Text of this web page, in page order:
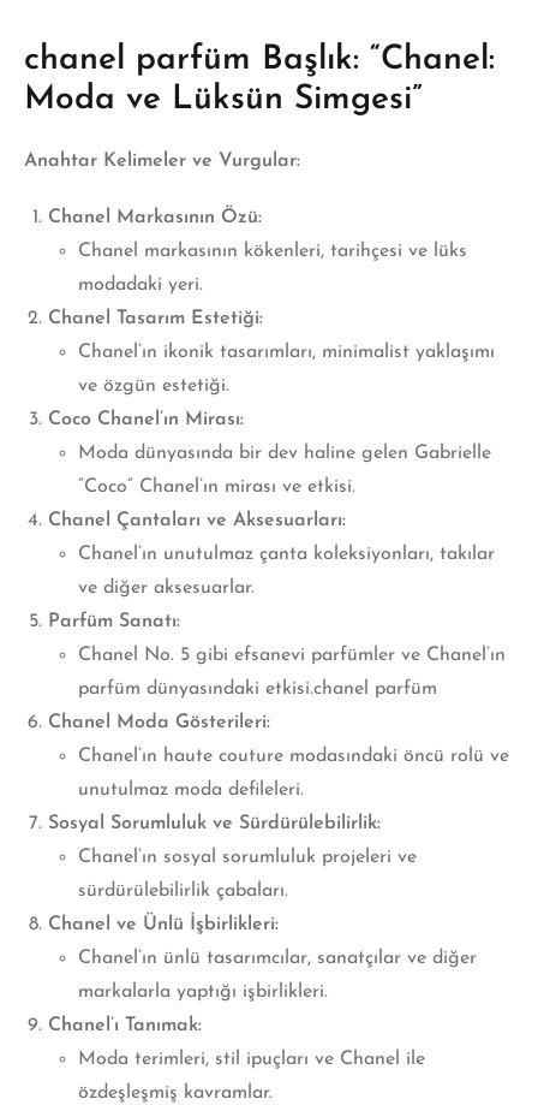
chanel parfüm Başlık: “Chanel:
Moda ve Lüksün Simgesi”
Anahtar Kelimeler ve Vurgular:
Chanel Markasının Özü:
Chanel markasının kökenleri, tarihçesi ve lüks
modadaki yeri.
Chanel Tasarım Estetiği:
Chanel’ın ikonik tasarımları, minimalist yaklaşımı
ve özgün estetiği.
Coco Chanel’ın Mirası:
Moda dünyasında bir dev haline gelen Gabrielle
“Coco” Chanel’ın mirası ve etkisi.
Chanel Çantaları ve Aksesuarları:
Chanel’ın unutulmaz çanta koleksiyonları, takılar
ve diğer aksesuarlar.
Parfüm Sanatı:
Chanel No. 5 gibi efsanevi parfümler ve Chanel’ın
parfüm dünyasındaki etkisi.chanel parfüm
Chanel Moda Gösterileri:
Chanel’ın haute couture modasındaki öncü rolü ve
unutulmaz moda defileleri.
Sosyal Sorumluluk ve Sürdürülebilirlik:
Chanel’ın sosyal sorumluluk projeleri ve
sürdürülebilirlik çabaları.
Chanel ve Ünlü İşbirlikleri:
Chanel’ın ünlü tasarımcılar, sanatçılar ve diğer
markalarla yaptığı işbirlikleri.
Chanel’ı Tanımak:
Moda terimleri, stil ipuçları ve Chanel ile
özdeşleşmiş kavramlar.